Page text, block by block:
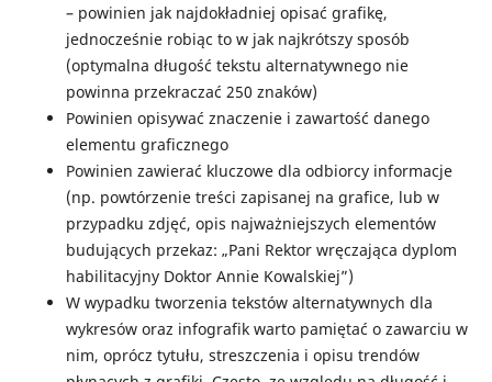
– powinien jak najdokładniej opisać grafikę,
jednocześnie robiąc to w jak najkrótszy sposób
(optymalna długość tekstu alternatywnego nie
powinna przekraczać 250 znaków)
Powinien opisywać znaczenie i zawartość danego
elementu graficznego
Powinien zawierać kluczowe dla odbiorcy informacje
(np. powtórzenie treści zapisanej na grafice, lub w
przypadku zdjęć, opis najważniejszych elementów
budujących przekaz: „Pani Rektor wręczająca dyplom
habilitacyjny Doktor Annie Kowalskiej”)
W wypadku tworzenia tekstów alternatywnych dla
wykresów oraz infografik warto pamiętać o zawarciu w
nim, oprócz tytułu, streszczenia i opisu trendów